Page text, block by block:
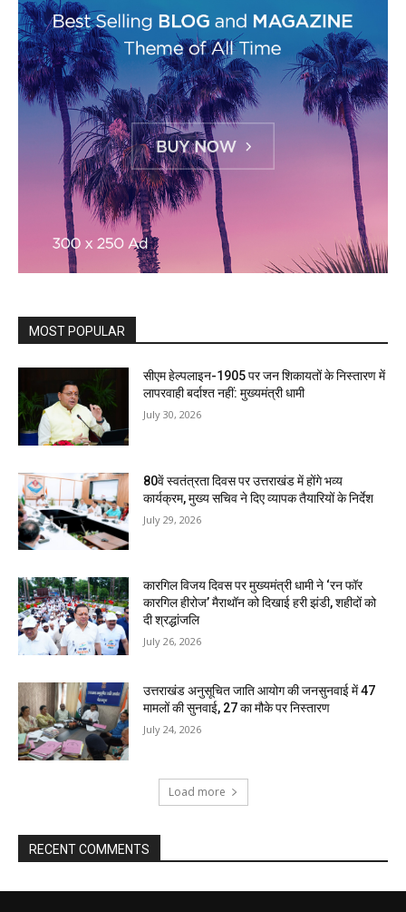
MOST POPULAR
सीएम हेल्पलाइन-1905 पर जन शिकायतों के निस्तारण में
लापरवाही बर्दाश्त नहीं: मुख्यमंत्री धामी
July 30, 2026
80वें स्वतंत्रता दिवस पर उत्तराखंड में होंगे भव्य
कार्यक्रम, मुख्य सचिव ने दिए व्यापक तैयारियों के निर्देश
July 29, 2026
कारगिल विजय दिवस पर मुख्यमंत्री धामी ने ‘रन फॉर
कारगिल हीरोज’ मैराथॉन को दिखाई हरी झंडी, शहीदों को
दी श्रद्धांजलि
July 26, 2026
उत्तराखंड अनुसूचित जाति आयोग की जनसुनवाई में 47
मामलों की सुनवाई, 27 का मौके पर निस्तारण
July 24, 2026
Load more
RECENT COMMENTS